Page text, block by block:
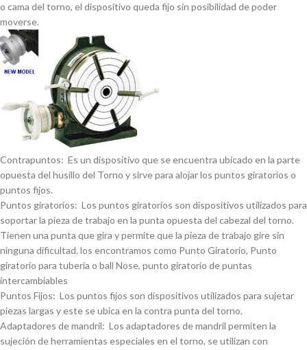
o cama del torno, el dispositivo queda fijo sin posibilidad de poder
moverse.
Contrapuntos: Es un dispositivo que se encuentra ubicado en la parte
opuesta del husillo del Torno y sirve para alojar los puntos giratorios o
puntos fijos.
Puntos giratorios: Los puntos giratorios son dispositivos utilizados para
soportar la pieza de trabajo en la punta opuesta del cabezal del torno.
Tienen una punta que gira y permite que la pieza de trabajo gire sin
ninguna dificultad. los encontramos como Punto Giratorio, Punto
giratorio para tuberí­a o ball Nose, punto giratorio de puntas
intercambiables
Puntos Fijos: Los puntos fijos son dispositivos utilizados para sujetar
piezas largas y este se ubica en la contra punta del torno.
Adaptadores de mandril: Los adaptadores de mandril permiten la
sujeción de herramientas especiales en el torno, se utilizan con